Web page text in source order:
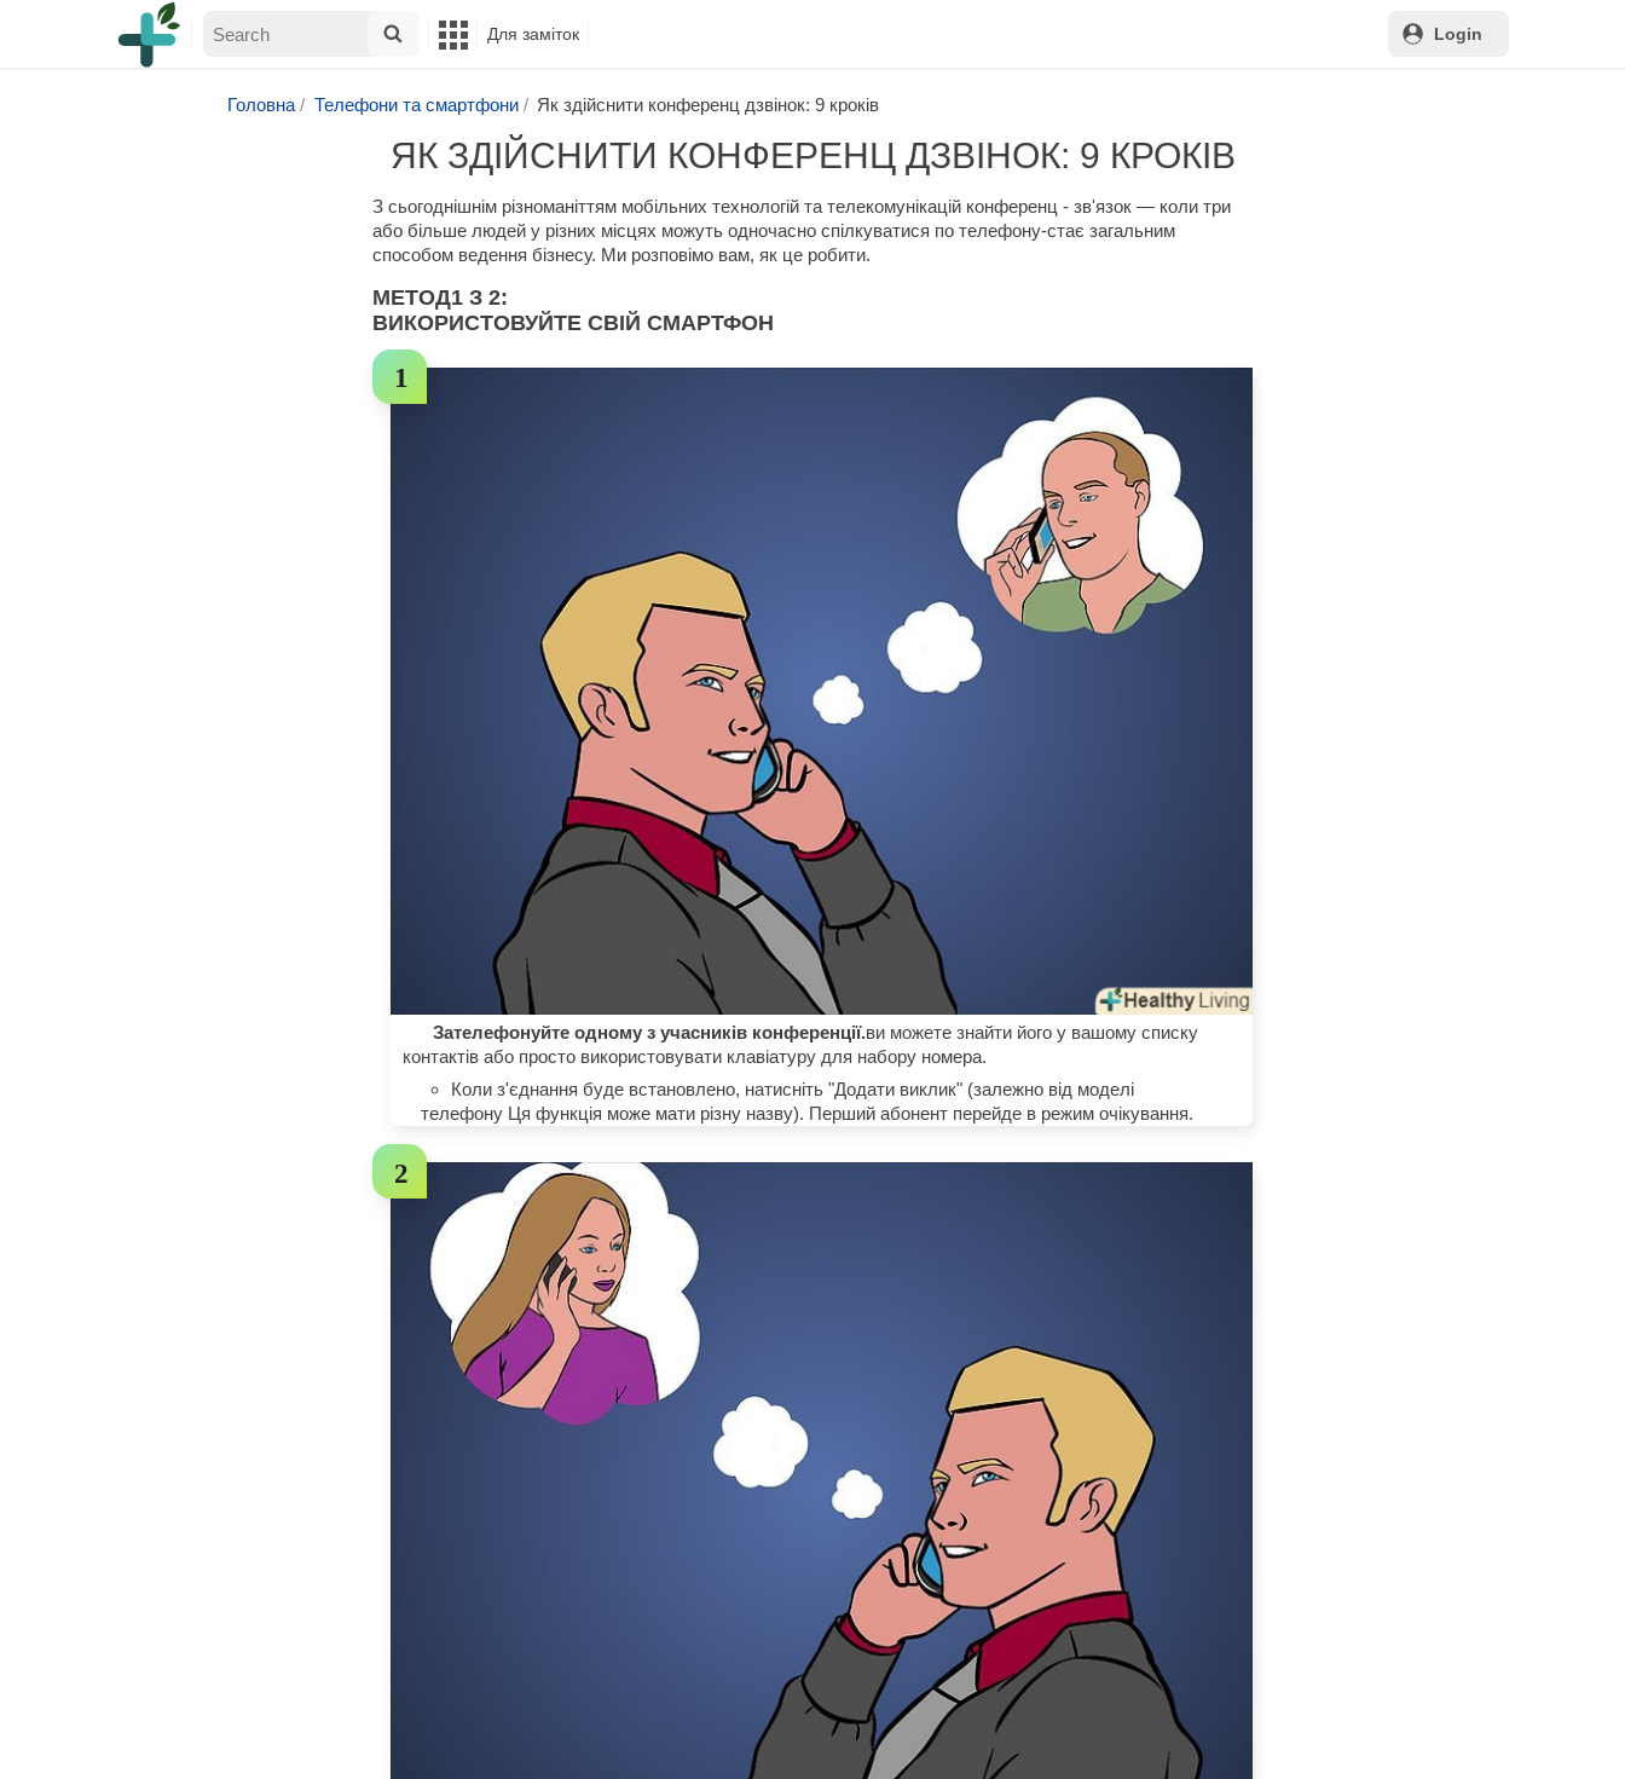
Для заміток Login
Головна Телефони та смартфони Як здійснити конференц дзвінок: 9 кроків
ЯК ЗДІЙСНИТИ КОНФЕРЕНЦ ДЗВІНОК: 9 КРОКІВ
З сьогоднішнім різноманіттям мобільних технологій та телекомунікацій конференц - зв'язок — коли три
або більше людей у різних місцях можуть одночасно спілкуватися по телефону-стає загальним
способом ведення бізнесу. Ми розповімо вам, як це робити.
МЕТОД1 З 2:
ВИКОРИСТОВУЙТЕ СВІЙ СМАРТФОН
Зателефонуйте одному з учасників конференції.ви можете знайти його у вашому списку
контактів або просто використовувати клавіатуру для набору номера.
Коли з'єднання буде встановлено, натисніть "Додати виклик" (залежно від моделі
телефону Ця функція може мати різну назву). Перший абонент перейде в режим очікування.